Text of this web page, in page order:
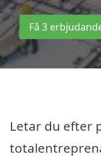
Få 3
Letar du efter